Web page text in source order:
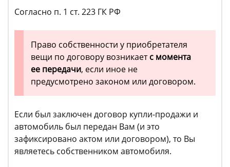
Согласно п. 1 ст. 223 ГК РФ
Право собственности у приобретателя
вещи по договору возникаетс момента
ее передачи, если иное не
предусмотрено законом или договором.
Если был заключен договор купли-продажи и
автомобиль был передан Вам (и это
зафиксировано актом или договором), то Вы
являетесь собственником автомобиля.